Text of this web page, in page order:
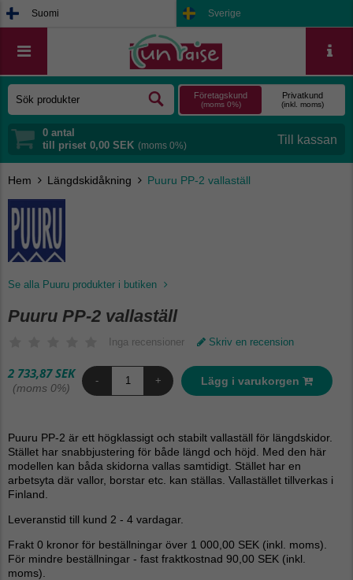
Suomi Sverige
Företagskund
(moms 0%)
Privatkund
(inkl. moms)
0 antal
till priset 0,00 SEK (moms 0%)
Hem Längdskidåkning Puuru PP-2 vallaställ
Puuru PP-2 vallaställ
Inga recensioner Skriv en recension
Se alla Puuru produkter i butiken
2 733,87 SEK
(moms 0%)
- + Lägg i varukorgen
Puuru PP-2 är ett högklassigt och stabilt vallaställ för längdskidor.
Stället har snabbjustering för både längd och höjd. Med den här
modellen kan båda skidorna vallas samtidigt. Stället har en
arbetsyta där vallor, borstar etc. kan ställas. Vallastället tillverkas i
Finland.
Leveranstid till kund 2 - 4 vardagar.
Frakt 0 kronor för beställningar över 1 000,00 SEK (inkl. moms).
För mindre beställningar - fast fraktkostnad 90,00 SEK (inkl.
moms).